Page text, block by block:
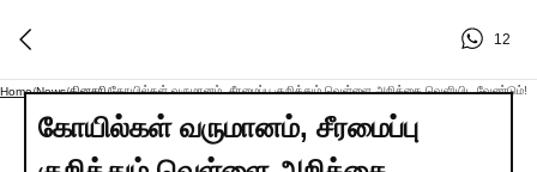
12
Home/News/தினசரி/கோயில்கள் வருமானம், சீரமைப்பு குறித்தும் வெள்ளை அறிக்கை வெளியிட வேண்டும்!
கோயில்கள் வருமானம், சீரமைப்பு